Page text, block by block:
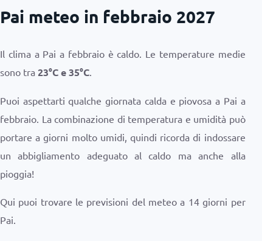
Pai meteo in febbraio 2027
Il clima a Pai a febbraio è caldo. Le temperature medie
sono tra 23°Ce35°C.
Puoi aspettarti qualche giornata calda e piovosa a Pai a
febbraio. La combinazione di temperatura e umidità può
portare a giorni molto umidi, quindi ricorda di indossare
un abbigliamento adeguato al caldo ma anche alla
pioggia!
Qui puoi trovare le previsioni del meteo a 14 giorni per
Pai.